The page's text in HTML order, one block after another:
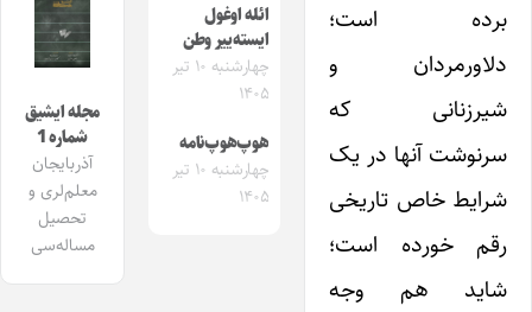
برده است؛
دلاورمردان و
شیرزنانی که
سرنوشت آنها در یک
شرایط خاص تاریخی
رقم خورده است؛
شاید هم وجه
ائله اوغول
ایسته‌ییر وطن
چهارشنبه ۱۰ تیر
۱۴۰۵
هوپ‌هوپ‌نامه
چهارشنبه ۱۰ تیر
۱۴۰۵
مجله ایشیق
شماره 1
آذربایجان
معلم‌لری و
تحصیل
مساله‌سی